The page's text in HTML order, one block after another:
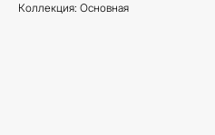
Коллекция: Основная